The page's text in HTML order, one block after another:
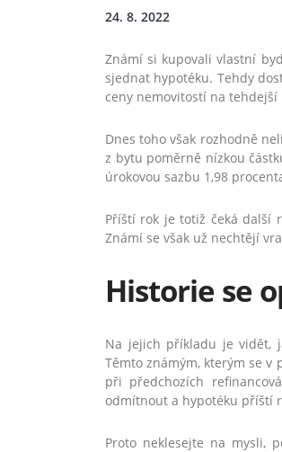
24. 8. 2022
Známí si kupovali vlastní
sjednat hypotéku. Tehdy
ceny nemovitostí na
Dnes toho však rozhodně
z bytu poměrně nízkou
úrokovou sazbu 1,98
Příští rok je totiž čeká další
Známí se však už nechtějí
Historie se
Na jejich příkladu je vidět,
Těmto známým, kterým se
při předchozích
odmítnout a hypotéku příští
Proto neklesejte na mysli,